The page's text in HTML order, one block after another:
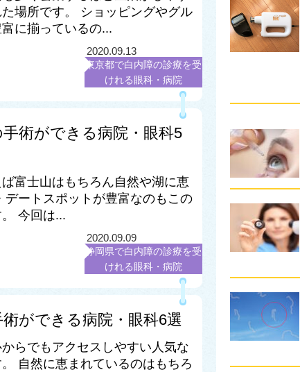
場所です。 ショッピングやグル
に揃っているの...
2020.09.13
東京都で白内障の診療を受
けれる眼科・病院
術ができる病院・眼科5
富士山はもちろん自然や湖に恵
デートスポットが豊富なのもこの
今回は...
2020.09.09
静岡県で白内障の診療を受
けれる眼科・病院
ができる病院・眼科6選
らでもアクセスしやすい人気な
自然に恵まれているのはもちろ